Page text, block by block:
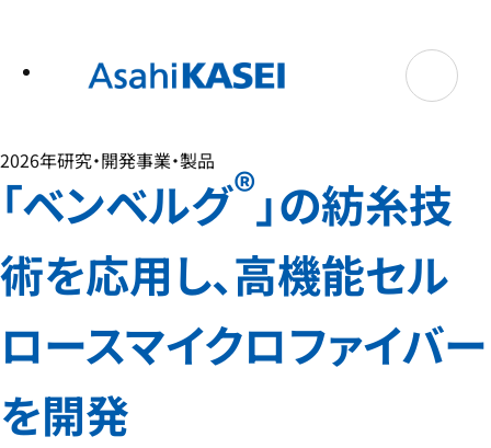
2026年研究・開発事業・製品
「ベンベルグ®」の紡糸技
術を応用し、高機能セル
ロースマイクロファイバー
を開発